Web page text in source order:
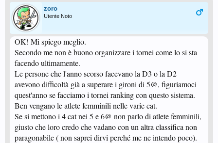
zoro
Utente Noto
OK! Mi spiego meglio.
Secondo me non è buono organizzare i tornei come lo si sta
facendo ultimamente.
Le persone che l'anno scorso facevano la D3 o la D2
avevono difficoltà già a superare i gironi di 5@, figuriamoci
quest'anno se facciamo i tornei ranking con questo sistema.
Ben vengano le atlete femminili nelle varie cat.
Se si mettono i 4 cat nei 5 e 6@ non parlo di atlete femminili,
giusto che loro credo che vadano con un altra classifica non
paragonabile ( non saprei dirvi perché me ne intendo poco).